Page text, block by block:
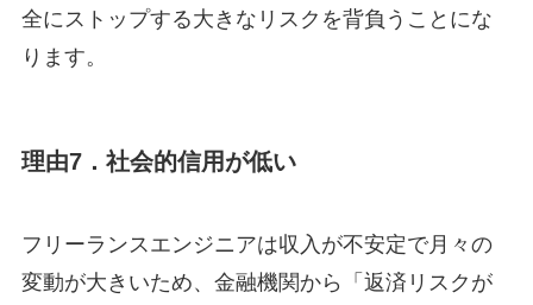
全にストップする大きなリスクを背負うことにな
ります。
理由7．社会的信用が低い
フリーランスエンジニアは収入が不安定で月々の
変動が大きいため、金融機関から「返済リスクが